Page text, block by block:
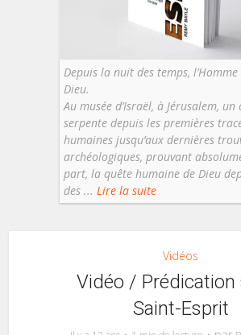
Depuis la nuit des temps, l’Homme
Dieu.
Au musée d’Israël, à Jérusalem,
serpente depuis les premières
humaines jusqu’aux dernières
archéologiques, prouvant
part, la quête humaine de Dieu
des ... Lire la suite
Vidéos
Vidéo / Prédication
Saint-Esprit